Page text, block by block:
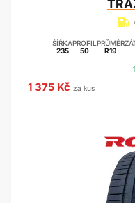
ŠÍŘKA
235
PROFIL
50
PRŮMĚR
R19
1 375 Kč za kus